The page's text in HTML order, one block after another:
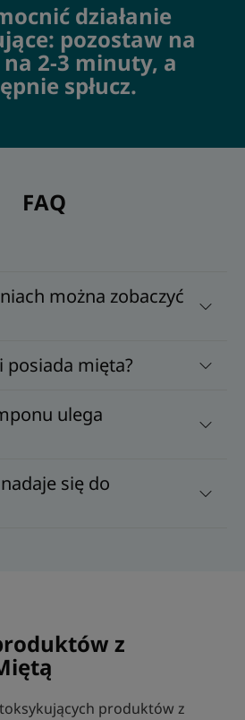
działanie
pozostaw na
na 2-3 minuty, a
spłucz.
FAQ
można zobaczyć
posiada mięta?
ulega
się do
z
produktów z